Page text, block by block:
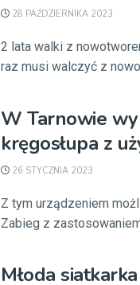
28 PAŹDZIERNIKA 2023
2 lata walki z
raz musi walczyć z
W Tarnowie
kręgosłupa z
26 STYCZNIA 2023
Z tym urządzeniem
Zabieg z
Młoda